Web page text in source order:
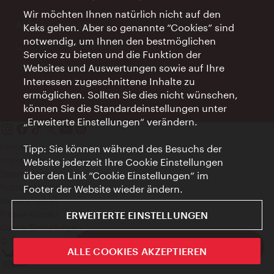
ivie - Die offizielle City Guide App
AI Concierge Wien
Ort:
concierge.wien.info
Öffnungszeiten:
Informationen rund um die Uhr
Kontakt
Impressum
Datenschutz
Nutzungsbedingungen
Barrierefreiheit
Cookie Einstellungen
© Copyright WienTourismus
Wir möchten Ihnen natürlich nicht auf den
Keks gehen. Aber so genannte “Cookies” sind
notwendig, um Ihnen den bestmöglichen
Service zu bieten und die Funktion der
Websites und Auswertungen sowie auf Ihre
Interessen zugeschnittene Inhalte zu
ermöglichen. Sollten Sie dies nicht wünschen,
können Sie die Standardeinstellungen unter
„Erweiterte Einstellungen“ verändern.
Tipp: Sie können während des Besuchs der
Website jederzeit Ihre Cookie Einstellungen
über den Link “Cookie Einstellungen” im
Footer der Website wieder ändern.
ERWEITERTE EINSTELLUNGEN
ALLE COOKIES AKZEPTIEREN